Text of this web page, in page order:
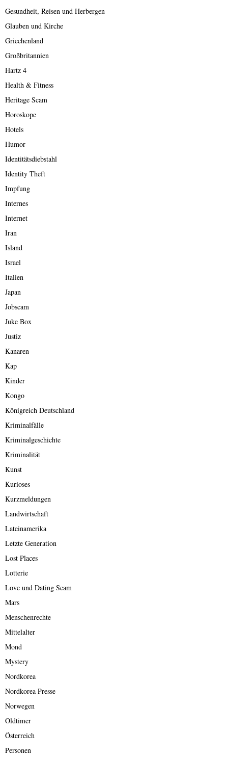
Gesundheit, Reisen und Herbergen
Glauben und Kirche
Griechenland
Großbritannien
Hartz 4
Health & Fitness
Heritage Scam
Horoskope
Hotels
Humor
Identitätsdiebstahl
Identity Theft
Impfung
Internes
Internet
Iran
Island
Israel
Italien
Japan
Jobscam
Juke Box
Justiz
Kanaren
Kap
Kinder
Kongo
Königreich Deutschland
Kriminalfälle
Kriminalgeschichte
Kriminalität
Kunst
Kurioses
Kurzmeldungen
Landwirtschaft
Lateinamerika
Letzte Generation
Lost Places
Lotterie
Love und Dating Scam
Mars
Menschenrechte
Mittelalter
Mond
Mystery
Nordkorea
Nordkorea Presse
Norwegen
Oldtimer
Österreich
Personen